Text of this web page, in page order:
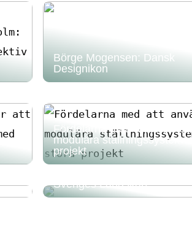
Börge Mogensen: Dansk
Designikon
Fördelarna med att använda
modulära ställningssystem i
projekt
Sveriges Landskap